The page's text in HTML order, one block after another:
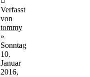
Verfasst
von
tommy
»
Sonntag
10.
Januar
2016,